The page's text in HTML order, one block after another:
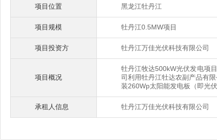
项目位置 黑龙江牡丹江
项目规模 牡丹江0.5MW项目
项目投资方 牡丹江万佳光伏科技有限公司
项目概况
牡丹江牧达500kW光伏发电项
司利用牡丹江牡达农副产品有
装260Wp太阳能发电板（即光
承租人信息 牡丹江万佳光伏科技有限公司